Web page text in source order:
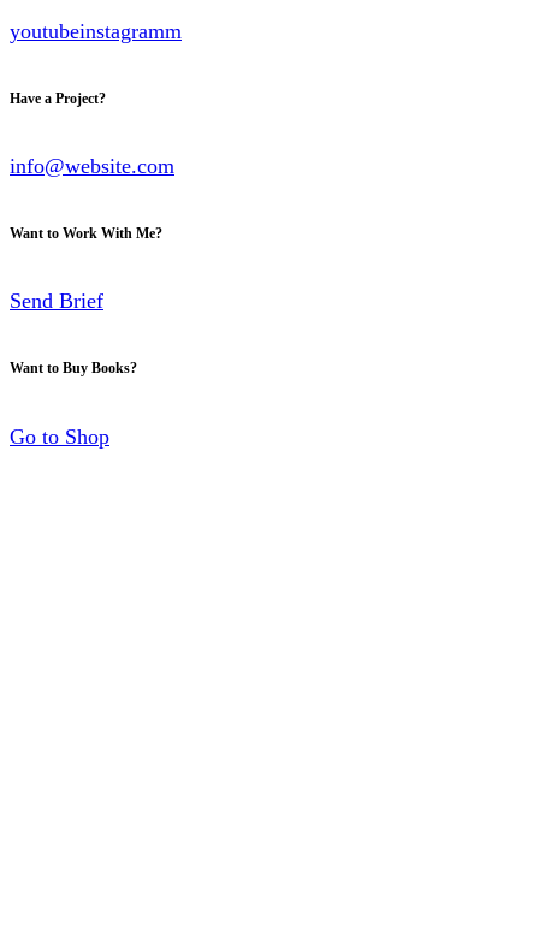
youtubeinstagramm
Have a Project?
info@website.com
Want to Work With Me?
Send Brief
Want to Buy Books?
Go to Shop